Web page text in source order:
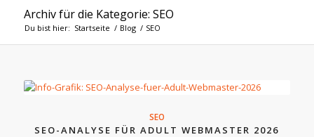
Archiv für die Kategorie: SEO
Du bist hier: Startseite / Blog / SEO
SEO
SEO-ANALYSE FÜR ADULT WEBMASTER 2026